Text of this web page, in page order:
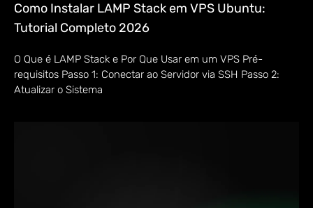
Como Instalar LAMP Stack em VPS Ubuntu:
Tutorial Completo 2026
O Que é LAMP Stack e Por Que Usar em um VPS Pré-
requisitos Passo 1: Conectar ao Servidor via SSH Passo 2:
Atualizar o Sistema